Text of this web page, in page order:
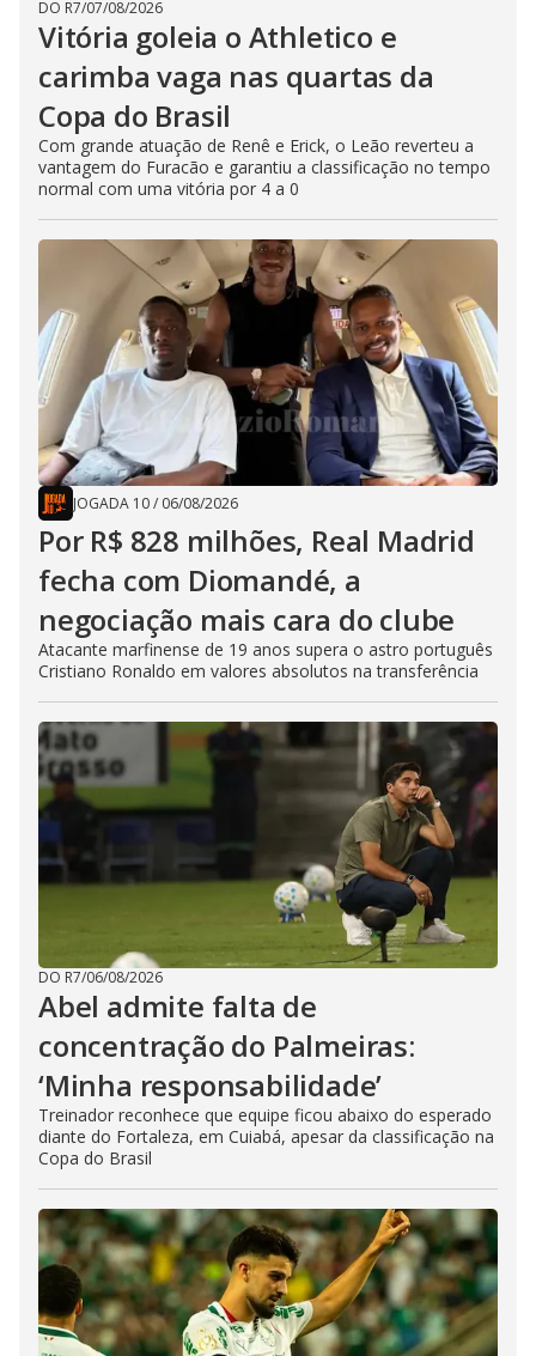
DO R7/07/08/2026
Vitória goleia o Athletico e
carimba vaga nas quartas da
Copa do Brasil
Com grande atuação de Renê e Erick, o Leão reverteu a
vantagem do Furacão e garantiu a classificação no tempo
normal com uma vitória por 4 a 0
JOGADA 10/ 06/08/2026
Por R$ 828 milhões, Real Madrid
fecha com Diomandé, a
negociação mais cara do clube
Atacante marfinense de 19 anos supera o astro português
Cristiano Ronaldo em valores absolutos na transferência
DO R7/06/08/2026
Abel admite falta de
concentração do Palmeiras:
‘Minha responsabilidade’
Treinador reconhece que equipe ficou abaixo do esperado
diante do Fortaleza, em Cuiabá, apesar da classificação na
Copa do Brasil